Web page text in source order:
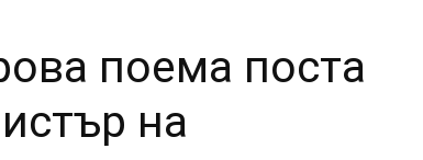
поема поста
на